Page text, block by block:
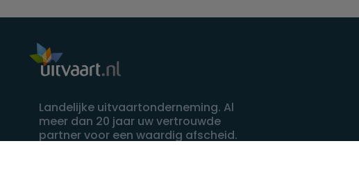
Landelijke uitvaartonderneming. Al
meer dan 20 jaar uw vertrouwde
partner voor een waardig afscheid.